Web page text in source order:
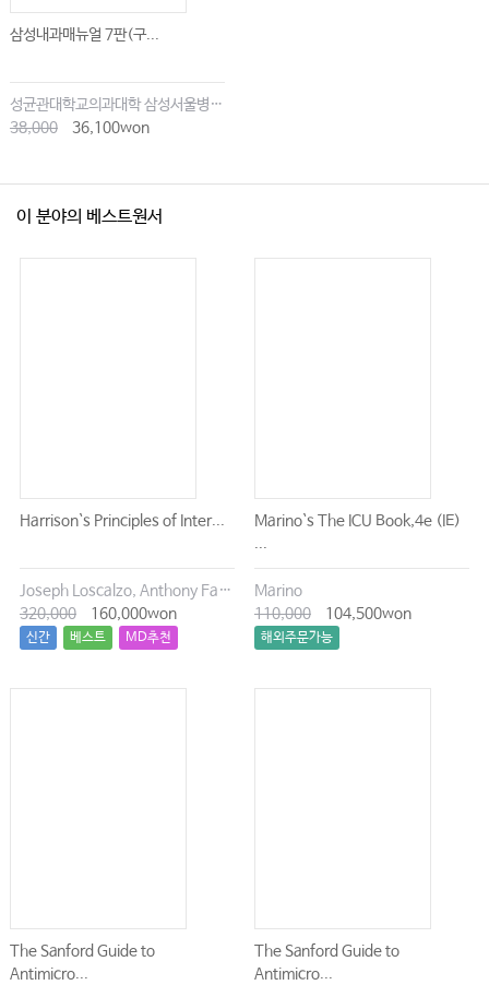
삼성내과매뉴얼 7판(구...
성균관대학교의과대학 삼성서울병원내과
38,000
36,100won
이 분야의 베스트원서
Harrison`s Principles of Inter...
Joseph Loscalzo, Anthony Fauci, Dennis Kasper, Stephen Hauser, Dan Longo, J. Larry Jameson
320,000
160,000won
신간 베스트 MD추천
Marino`s The ICU Book,4e (IE)
...
Marino
110,000
104,500won
해외주문가능
The Sanford Guide to
Antimicro...
The Sanford Guide to
Antimicro...